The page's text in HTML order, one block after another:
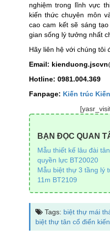
nghiệm trong lĩnh vực
kiến thức chuyên môn
cao cam kết sẽ sáng
gian sống lý tưởng nhất
Hãy liên hệ với chúng tôi
Email:
Hotline: 0981.004.369
Fanpage: Kiến trúc
BẠN ĐỌC QUAN
Mẫu thiết kế lâu đài
quyền lực BT20020
Mẫu biệt thự 3 tầng lý
11m BT2109
Tags: biệt thự mái
biệt thự tân cổ điển